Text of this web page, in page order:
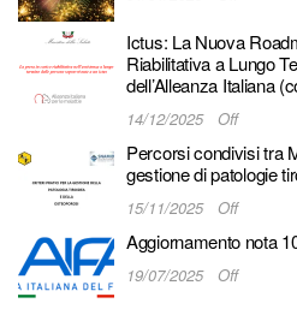
Ictus: La Nuova
Riabilitativa a Lungo
dell’Alleanza Italiana
14/12/2025 Off
Percorsi condivisi tra
gestione di patologie
15/11/2025 Off
Aggiornamento nota
19/07/2025 Off